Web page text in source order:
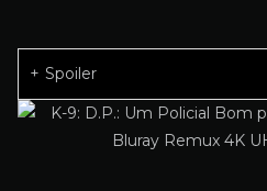
Spoiler